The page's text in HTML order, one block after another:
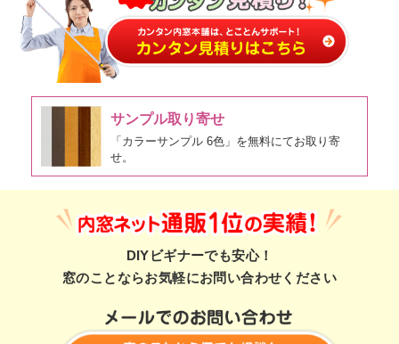
サンプル取り寄せ
「カラーサンプル 6色」を無料にてお取り寄
せ。
DIYビギナーでも安心！
窓のことならお気軽にお問い合わせください